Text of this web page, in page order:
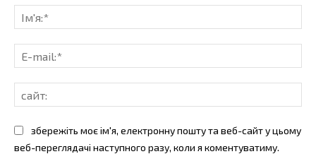
збережіть моє ім'я, електронну пошту та веб-сайт у цьому
веб-переглядачі наступного разу, коли я коментуватиму.